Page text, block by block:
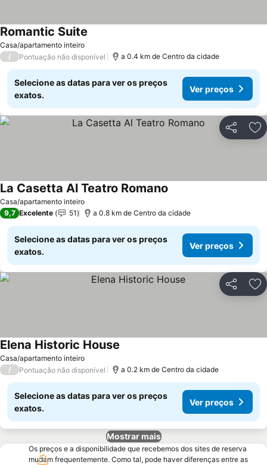
Casa/apartamento inteiro
Romantic Suite
/ Pontuação não disponível a 0.4 km de Centro da cidade
Selecione as datas para ver os preços
exatos.
Ver preços
Partilhar
Casa/apartamento inteiro
La Casetta Al Teatro Romano
9,7 Excelente 51 a 0.8 km de Centro da cidade
Selecione as datas para ver os preços
exatos.
Ver preços
Partilhar
Casa/apartamento inteiro
Elena Historic House
/ Pontuação não disponível a 0.2 km de Centro da cidade
Selecione as datas para ver os preços
exatos.
Ver preços
Mostrar mais
Os preços e a disponibilidade que recebemos dos sites de reserva
mudam frequentemente. Como tal, pode haver diferenças entre as